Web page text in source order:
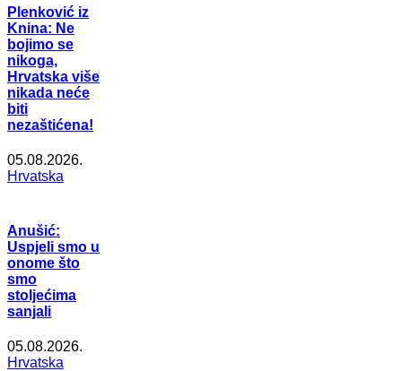
Plenković iz
Knina: Ne
bojimo se
nikoga,
Hrvatska više
nikada neće
biti
nezaštićena!
05.08.2026.
Hrvatska
Anušić:
Uspjeli smo u
onome što
smo
stoljećima
sanjali
05.08.2026.
Hrvatska